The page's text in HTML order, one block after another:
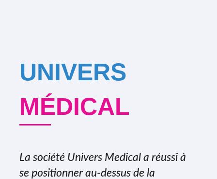
UNIVERS
MÉDICAL
La société Univers Medical a réussi à
se positionner au-dessus de la